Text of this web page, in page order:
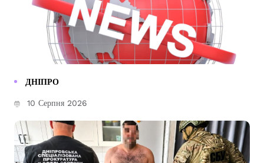
ДНІПРО
10 Серпня 2026